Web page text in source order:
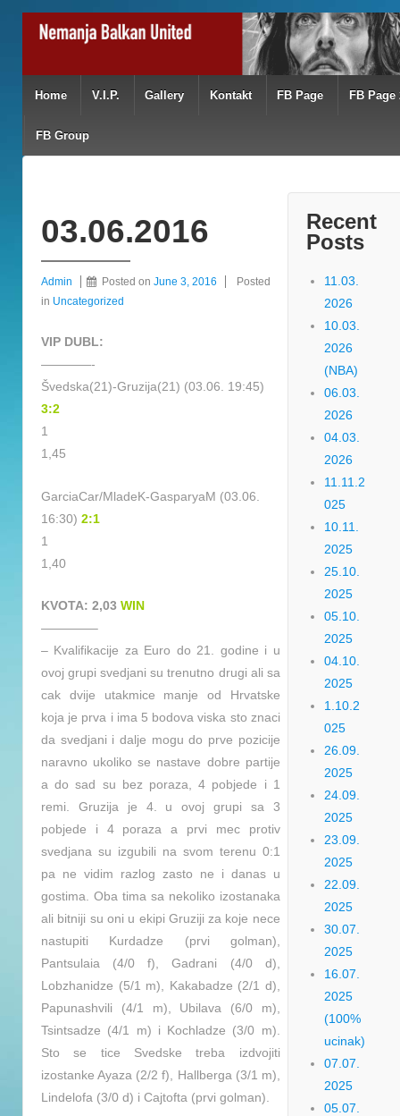
Home V.I.P. Gallery Kontakt FB Page FB Page
FB Group
03.06.2016
Admin Posted on June 3, 2016
Posted
in Uncategorized
VIP DUBL:
————-
Švedska(21)-Gruzija(21) (03.06. 19:45)
3:2
1
1,45
GarciaCar/MladeK-GasparyaM (03.06.
16:30) 2:1
1
1,40
KVOTA: 2,03 WIN
————–
– Kvalifikacije za Euro do 21. godine i u
ovoj grupi svedjani su trenutno drugi ali sa
cak dvije utakmice manje od Hrvatske
koja je prva i ima 5 bodova viska sto znaci
da svedjani i dalje mogu do prve pozicije
naravno ukoliko se nastave dobre partije
a do sad su bez poraza, 4 pobjede i 1
remi. Gruzija je 4. u ovoj grupi sa 3
pobjede i 4 poraza a prvi mec protiv
svedjana su izgubili na svom terenu 0:1
pa ne vidim razlog zasto ne i danas u
gostima. Oba tima sa nekoliko izostanaka
ali bitniji su oni u ekipi Gruziji za koje nece
nastupiti Kurdadze (prvi golman),
Pantsulaia (4/0 f), Gadrani (4/0 d),
Lobzhanidze (5/1 m), Kakabadze (2/1 d),
Papunashvili (4/1 m), Ubilava (6/0 m),
Tsintsadze (4/1 m) i Kochladze (3/0 m).
Sto se tice Svedske treba izdvojiti
izostanke Ayaza (2/2 f), Hallberga (3/1 m),
Lindelofa (3/0 d) i Cajtofta (prvi golman).
Recent
Posts
11.03.
2026
10.03.
2026
(NBA)
06.03.
2026
04.03.
2026
11.11.2
025
10.11.
2025
25.10.
2025
05.10.
2025
04.10.
2025
1.10.2
025
26.09.
2025
24.09.
2025
23.09.
2025
22.09.
2025
30.07.
2025
16.07.
2025
(100%
ucinak)
07.07.
2025
05.07.